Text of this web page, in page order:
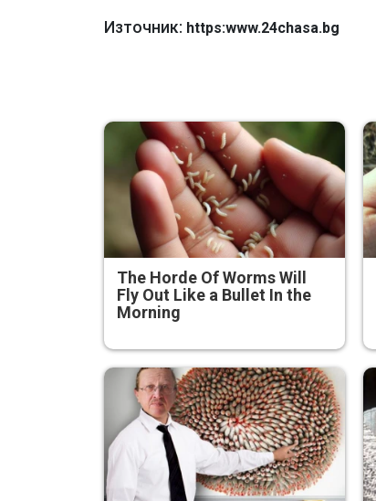
Източник: https:www.24chasa.bg
The Horde Of Worms Will
Fly Out Like a Bullet In the
Morning